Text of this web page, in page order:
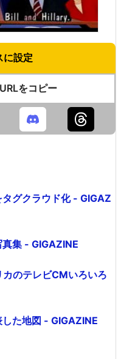
に設定
をコピー
グクラウド化 - GIGAZ
集 - GIGAZINE
のテレビCMいろいろ
た地図 - GIGAZINE